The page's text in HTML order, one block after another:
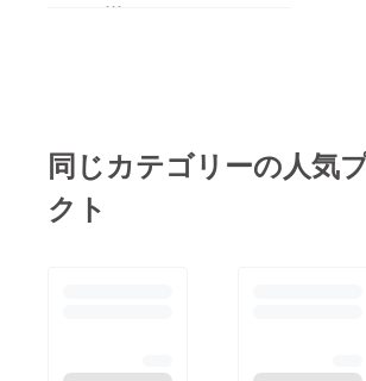
の取引を円滑に進める
絡ください
ンについてもっと知り
同じカテゴリーの人気
クト